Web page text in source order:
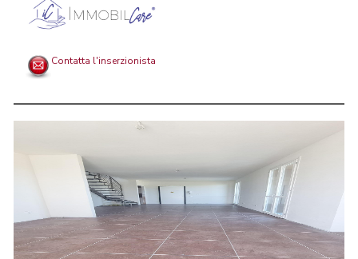
Contatta l'inserzionista